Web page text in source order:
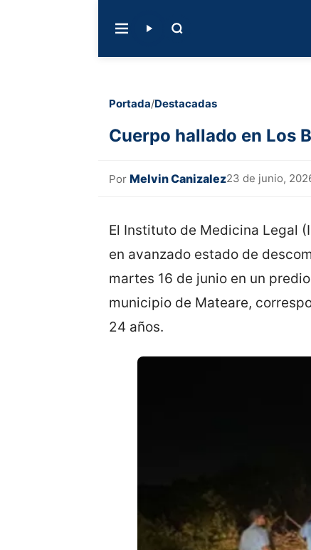
Portada/Destacadas
Cuerpo hallado en Los
Por Melvin Canizalez23 de junio,
El Instituto de Medicina Legal
en avanzado estado de
martes 16 de junio en un
municipio de Mateare,
24 años.